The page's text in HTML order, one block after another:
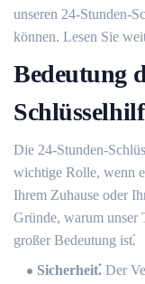
unseren 24-Stunden-
können.​ Lesen Sie
Bedeutung
Die 24-Stunden-
wichtige Rolle, wenn
Ihrem Zuhause oder
Gründe, warum unser
großer Bedeutung ist⁚
Sicherheit⁚ Der